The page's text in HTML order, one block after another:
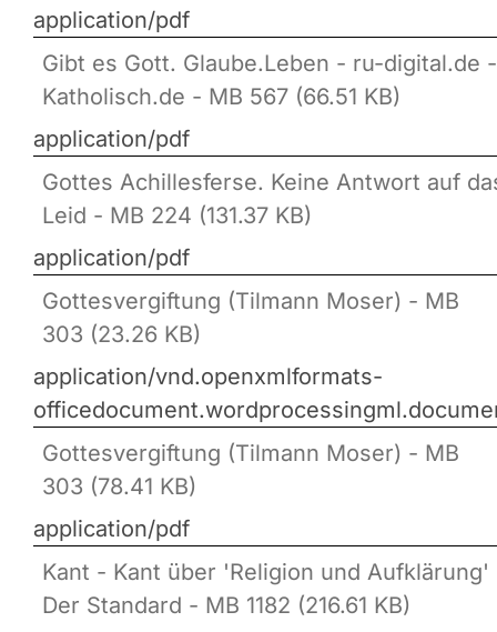
application/pdf
Gibt es Gott. Glaube.Leben - ru-digital.de -
Katholisch.de - MB 567 (66.51 KB)
application/pdf
Gottes Achillesferse. Keine Antwort auf
Leid - MB 224 (131.37 KB)
application/pdf
Gottesvergiftung (Tilmann Moser) - MB
303 (23.26 KB)
application/vnd.openxmlformats-
Gottesvergiftung (Tilmann Moser) - MB
303 (78.41 KB)
application/pdf
Kant - Kant über 'Religion und Aufklärung'
Der Standard - MB 1182 (216.61 KB)